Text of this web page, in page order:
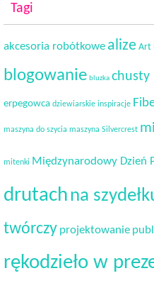
Tagi
akcesoria robótkowe alize Art
blogowanie bluzka chusty
erpegowca dziewiarskie inspiracje
maszyna do szycia maszyna Silvercrest
mitenki Międzynarodowy Dzień
drutachna
twórczy projektowanie
rękodzieło w